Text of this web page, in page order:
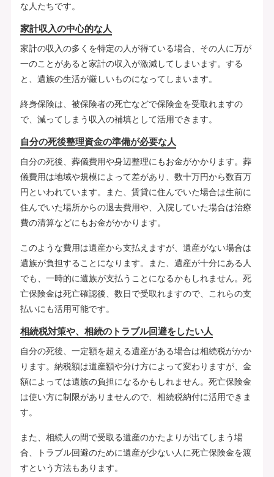
な人たちです。
家計収入の中心的な人
家計の収入の多くを特定の人が得ている場合、その人に万が
一のことがあると家計の収入が激減してしまいます。する
と、遺族の生活が厳しいものになってしまいます。
終身保険は、被保険者の死亡などで保険金を受取れますの
で、減ってしまう収入の補填として活用できます。
自分の死後整理資金の準備が必要な人
自分の死後、葬儀費用や身辺整理にもお金がかかります。葬
儀費用は地域や規模によって差があり、数十万円から数百万
円といわれています。また、賃貸に住んでいた場合は生前に
住んでいた場所からの退去費用や、入院していた場合は治療
費の清算などにもお金がかかります。
このような費用は遺産から支払えますが、遺産がない場合は
遺族が負担することになります。また、遺産が十分にある人
でも、一時的に遺族が支払うことになるかもしれません。死
亡保険金は死亡確認後、数日で受取れますので、これらの支
払いにも活用可能です。
相続税対策や、相続のトラブル回避をしたい人
自分の死後、一定額を超える遺産がある場合は相続税がかか
ります。納税額は遺産額や分け方によって変わりますが、金
額によっては遺族の負担になるかもしれません。死亡保険金
は使い方に制限がありませんので、相続税納付に活用できま
す。
また、相続人の間で受取る遺産のかたよりが出てしまう場
合、トラブル回避のために遺産が少ない人に死亡保険金を渡
すという方法もあります。